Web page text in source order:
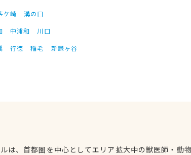
ケ崎
溝の口
中浦和
川口
行徳 稲毛 新鎌ヶ谷
は、首都圏を中心としてエリア拡大中の獣医師・動